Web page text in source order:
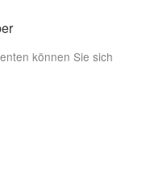
können Sie sich